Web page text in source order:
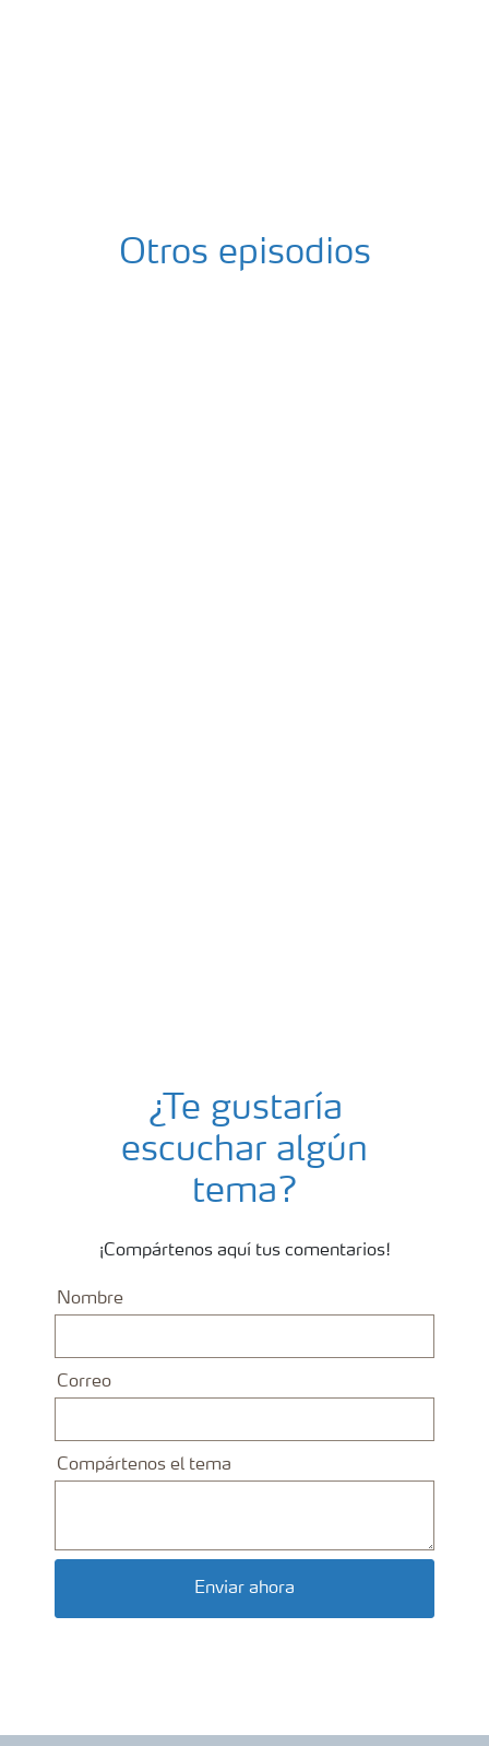
Otros episodios
¿Te gustaría
escuchar algún
tema?
¡Compártenos aquí tus comentarios!
Nombre
Correo
Compártenos el tema
Enviar ahora